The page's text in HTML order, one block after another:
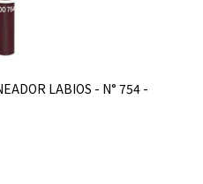
LABIOS - N° 754 -